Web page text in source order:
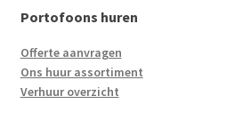
Portofoons huren
Offerte aanvragen
Ons huur assortiment
Verhuur overzicht